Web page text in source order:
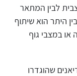
לבין המתאר
היתר הוא שיתוף
או במצבי גוף
שהוגדרו